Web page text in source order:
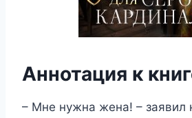
Аннотация к
– Мне нужна жена! – заявил